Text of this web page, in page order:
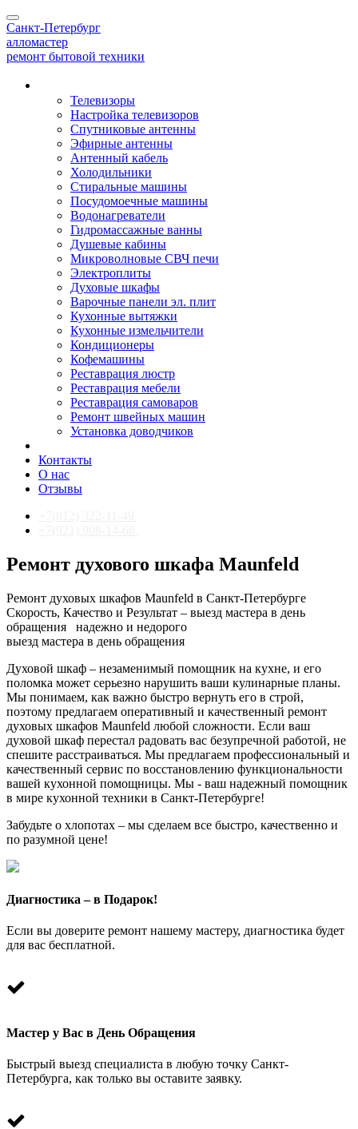
Toggle
navigation
Санкт-Петербург
алломастер
ремонт бытовой техники
Телевизоры
Настройка телевизоров
Спутниковые антенны
Эфирные антенны
Антенный кабель
Холодильники
Стиральные машины
Посудомоечные машины
Водонагреватели
Гидромассажные ванны
Душевые кабины
Микроволновые СВЧ печи
Электроплиты
Духовые шкафы
Варочные панели эл. плит
Кухонные вытяжки
Кухонные измельчители
Кондиционеры
Кофемашины
Реставрация люстр
Реставрация мебели
Реставрация самоваров
Ремонт швейных машин
Установка доводчиков
Контакты
О нас
Отзывы
Ремонт духового шкафа Maunfeld
Ремонт духовых шкафов Maunfeld в Санкт-Петербурге
Скорость, Качество и Результат – выезд мастера в день
обращения
надежно и недорого
выезд мастера в день обращения
Духовой шкаф – незаменимый помощник на кухне, и его
поломка может серьезно нарушить ваши кулинарные планы.
Мы понимаем, как важно быстро вернуть его в строй,
поэтому предлагаем оперативный и качественный ремонт
духовых шкафов Maunfeld любой сложности. Если ваш
духовой шкаф перестал радовать вас безупречной работой, не
спешите расстраиваться. Мы предлагаем профессиональный и
качественный сервис по восстановлению функциональности
вашей кухонной помощницы. Мы - ваш надежный помощник
в мире кухонной техники в Санкт-Петербурге!
Забудьте о хлопотах – мы сделаем все быстро, качественно и
по разумной цене!
Диагностика – в Подарок!
Если вы доверите ремонт нашему мастеру, диагностика будет
для вас бесплатной.
Мастер у Вас в День Обращения
Быстрый выезд специалиста в любую точку Санкт-
Петербурга, как только вы оставите заявку.